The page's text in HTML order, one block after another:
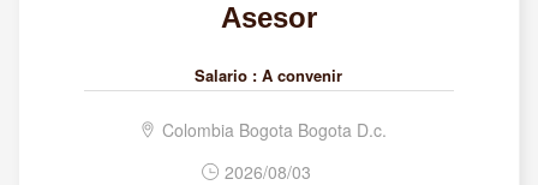
Asesor
Salario : A convenir
Colombia Bogota Bogota D.c.
2026/08/03